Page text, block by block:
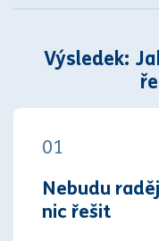
Výsledek:
01
Nebudu
nic řešit